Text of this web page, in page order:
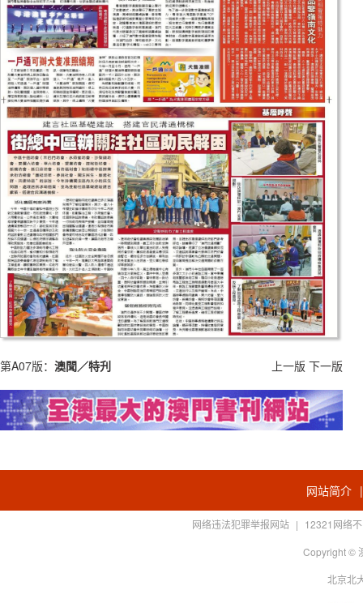
第A07版： 澳聞／特刋 上一版 下一版
网站简介
网络违法犯罪举报网站 | 12321网络
Copyright ©
北京北